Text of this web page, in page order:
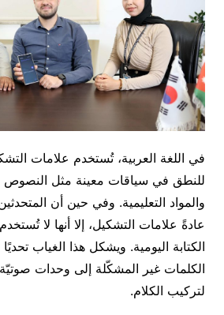
في اللغة العربية، تُستخدم علامات
للنطق في سياقات معينة مثل النصوص
والمواد التعليمية. وفي حين أن
عادةً علامات التشكيل، إلا أنها لا
الكتابة اليومية. ويشكل هذا الغياب
الكلمات غير المشكّلة إلى وحدات
لتركيب الكلام.